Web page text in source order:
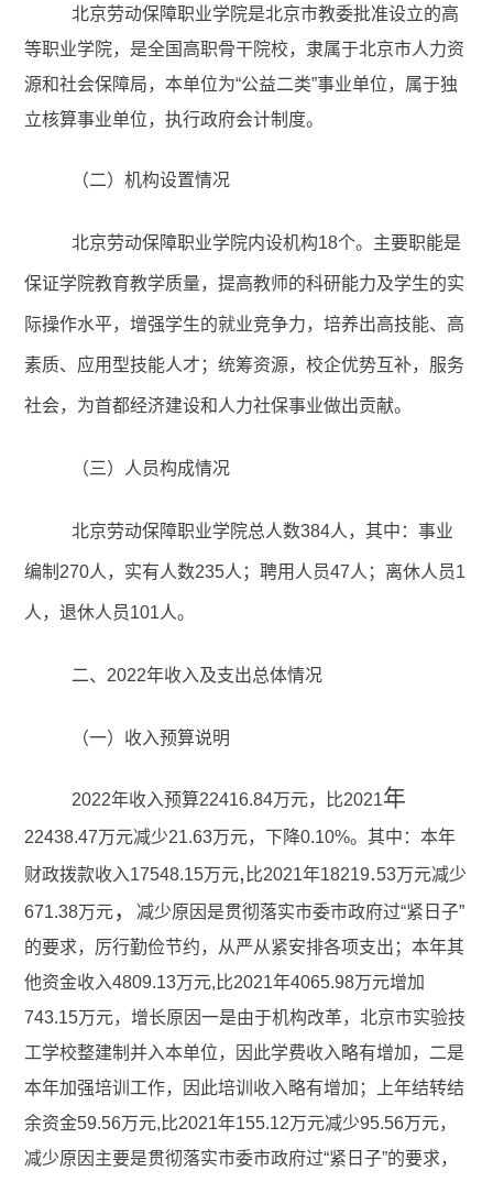
北京劳动保障职业学院是北京市教委批准设立的高
等职业学院，是全国高职骨干院校，隶属于北京市人力资
源和社会保障局，本单位为“公益二类”事业单位，属于独
立核算事业单位，执行政府会计制度。
（二）机构设置情况
北京劳动保障职业学院内设机构18个。主要职能是
保证学院教育教学质量，提高教师的科研能力及学生的实
际操作水平，增强学生的就业竞争力，培养出高技能、高
素质、应用型技能人才；统筹资源，校企优势互补，服务
社会，为首都经济建设和人力社保事业做出贡献。
（三）人员构成情况
北京劳动保障职业学院总人数384人，其中：事业
编制270人，实有人数235人；聘用人员47人；离休人员1
人，退休人员101人。
二、 2022年收入及支出总体情况
（一）收入预算说明
2022年收入预算22416.84万元，比2021年
22438.47万元减少21.63万元，下降0.10%。其中：本年
财政拨款收入17548.15万元, 比2021年18219.53万元减少
671.38万元， 减少原因是贯彻落实市委市政府过“紧日子”
的要求，厉行勤俭节约，从严从紧安排各项支出；本年其
他资金收入4809.13万元,比2021年4065.98万元增加
743.15万元，增长原因一是由于机构改革，北京市实验技
工学校整建制并入本单位，因此学费收入略有增加，二是
本年加强培训工作，因此培训收入略有增加；上年结转结
余资金59.56万元,比2021年155.12万元减少95.56万元，
减少原因主要是贯彻落实市委市政府过“紧日子”的要求，